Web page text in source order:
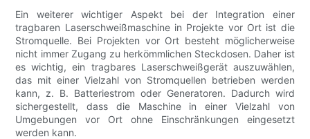
Ein weiterer wichtiger Aspekt bei der Integration einer
tragbaren Laserschweißmaschine in Projekte vor Ort ist die
Stromquelle. Bei Projekten vor Ort besteht möglicherweise
nicht immer Zugang zu herkömmlichen Steckdosen. Daher ist
es wichtig, ein tragbares Laserschweißgerät auszuwählen,
das mit einer Vielzahl von Stromquellen betrieben werden
kann, z. B. Batteriestrom oder Generatoren. Dadurch wird
sichergestellt, dass die Maschine in einer Vielzahl von
Umgebungen vor Ort ohne Einschränkungen eingesetzt
werden kann.